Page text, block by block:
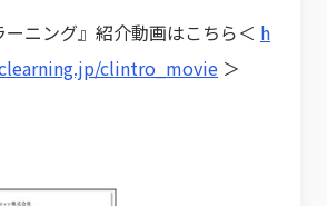
ニング』紹介動画はこちら＜ h
clintro_movie ＞